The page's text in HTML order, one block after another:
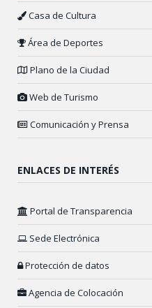
Casa de Cultura
Área de Deportes
Plano de la Ciudad
Web de Turismo
Comunicación y Prensa
ENLACES DE INTERÉS
Portal de Transparencia
Sede Electrónica
Protección de datos
Agencia de Colocación